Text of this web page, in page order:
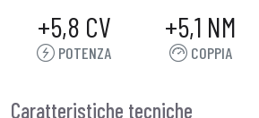
+5,8 CV
POTENZA
+5,1 NM
COPPIA
Caratteristiche tecniche